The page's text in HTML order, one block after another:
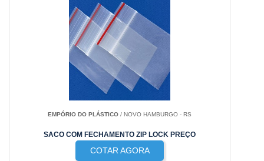
EMPÓRIO DO PLÁSTICO / NOVO HAMBURGO - RS
SACO COM FECHAMENTO ZIP LOCK PREÇO
COTAR AGORA